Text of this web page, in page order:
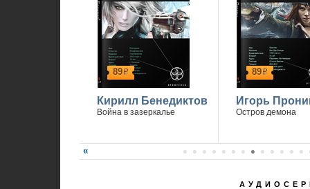
89р
Кирилл Бенедиктов
Война в зазеркалье
89р
Игорь
Остров демона